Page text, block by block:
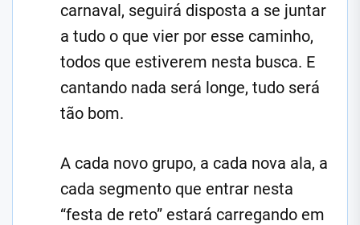
carnaval, seguirá disposta a se juntar
a tudo o que vier por esse caminho,
todos que estiverem nesta busca. E
cantando nada será longe, tudo será
tão bom.
A cada novo grupo, a cada nova ala, a
cada segmento que entrar nesta
“festa de reto” estará carregando em